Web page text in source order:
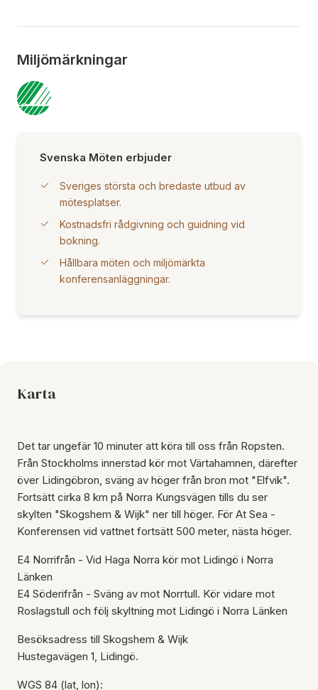
Miljömärkningar
Svenska Möten erbjuder
Sveriges största och bredaste utbud av
mötesplatser.
Kostnadsfri rådgivning och guidning vid
bokning.
Hållbara möten och miljömärkta
konferensanläggningar.
Det tar ungefär 10 minuter att köra till oss från Ropsten.
Från Stockholms innerstad kör mot Värtahamnen, därefter
över Lidingöbron, sväng av höger från bron mot "Elfvik".
Fortsätt cirka 8 km på Norra Kungsvägen tills du ser
skylten "Skogshem & Wijk" ner till höger. För At Sea -
Konferensen vid vattnet fortsätt 500 meter, nästa höger.
E4 Norrifrån - Vid Haga Norra kör mot Lidingö i Norra
Länken
E4 Söderifrån - Sväng av mot Norrtull. Kör vidare mot
Roslagstull och följ skyltning mot Lidingö i Norra Länken
Besöksadress till Skogshem & Wijk
Hustegavägen 1, Lidingö.
WGS 84 (lat, lon):
Karta